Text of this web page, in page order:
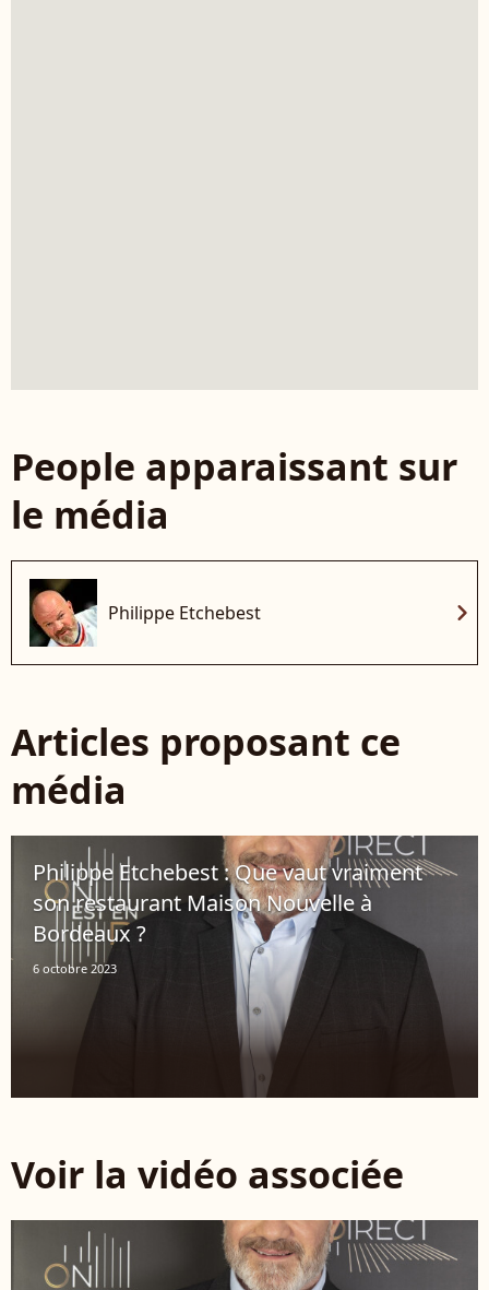
People apparaissant sur
le média
Philippe Etchebest chevron_right
Articles proposant ce
média
Philippe Etchebest : Que vaut vraiment
son restaurant Maison Nouvelle à
Bordeaux ?
6 octobre 2023
Voir la vidéo associée